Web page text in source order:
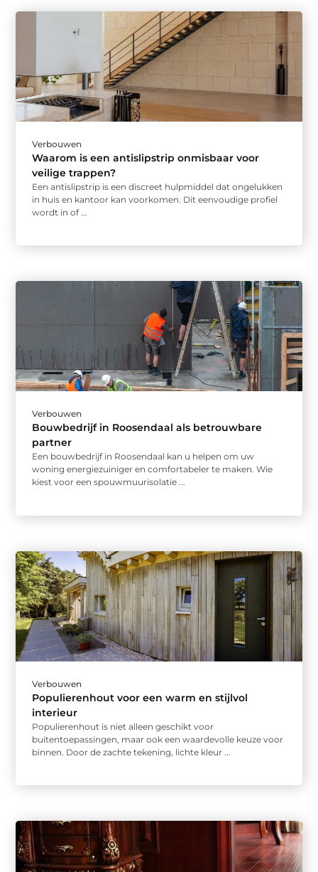
Verbouwen
Waarom is een antislipstrip onmisbaar voor
veilige trappen?
Een antislipstrip is een discreet hulpmiddel dat ongelukken
in huis en kantoor kan voorkomen. Dit eenvoudige profiel
wordt in of ...
Verbouwen
Bouwbedrijf in Roosendaal als betrouwbare
partner
Een bouwbedrijf in Roosendaal kan u helpen om uw
woning energiezuiniger en comfortabeler te maken. Wie
kiest voor een spouwmuurisolatie ...
Verbouwen
Populierenhout voor een warm en stijlvol
interieur
Populierenhout is niet alleen geschikt voor
buitentoepassingen, maar ook een waardevolle keuze voor
binnen. Door de zachte tekening, lichte kleur ...